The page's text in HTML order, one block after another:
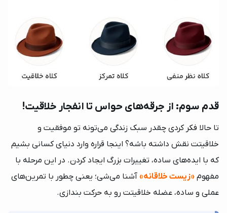
قدم سوم: از جرقه‌های حواس تا انفجار خلاقیت!
تا حالا فکر کردی چقدر سبک زندگی‌ می‌تونه تو موفقیت و
خلاقیتت نقش داشته باشه؟ اینجا قراره وارد دنیای کسانی بشیم
که با ایده‌های ساده، تغییرات بزرگ ایجاد کردن. در این مرحله با
مفهوم «زیست خلاقانه» آشنا می‌شی؛ یعنی چطور با تمرین‌های
عملی و ساده، عضله خلاقیتت رو به حرکت بندازی.